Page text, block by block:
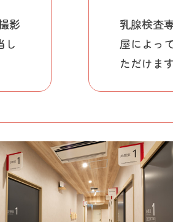
影
し
乳腺検査
屋によっ
ただけます